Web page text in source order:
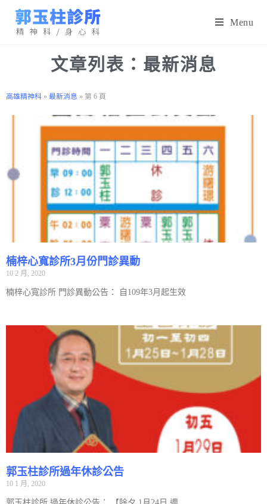
Menu
文章列表：最新消息
高雄精神科 » 最新消息 » 第 6 頁
楠梓心寬診所3月份門診異動
10 2 月, 2020
楠梓心寬診所 門診異動公告： 自109年3月起生效
郭玉柱診所過年休診公告
10 1 月, 2020